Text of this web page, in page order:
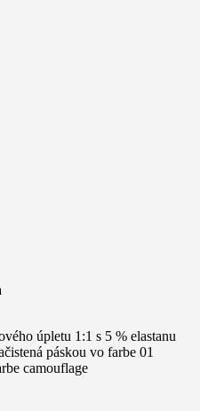
úpletu 1:1 s 5 % elastanu
páskou vo farbe 01
camouflage